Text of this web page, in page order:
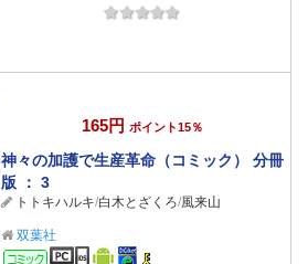
165円 ポイント15％
神々の加護で生産革命（コミック） 分冊
版 ： 3
トトキハルキ/白木とざくろ/風来山
双葉社
コミック